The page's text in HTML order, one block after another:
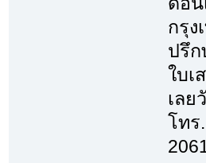
กรุง
ปรึก
ใบเ
เลย
โทร